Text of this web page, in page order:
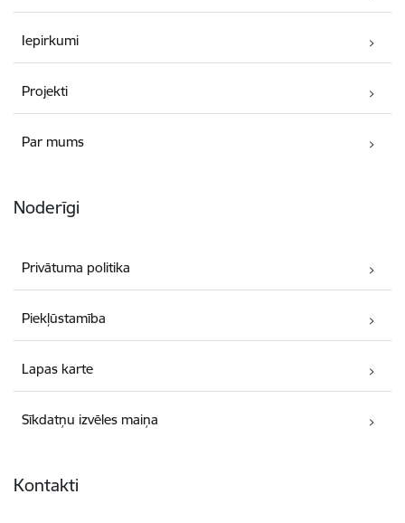
Iepirkumi
Projekti
Par mums
Noderīgi
Privātuma politika
Piekļūstamība
Lapas karte
Sīkdatņu izvēles maiņa
Kontakti